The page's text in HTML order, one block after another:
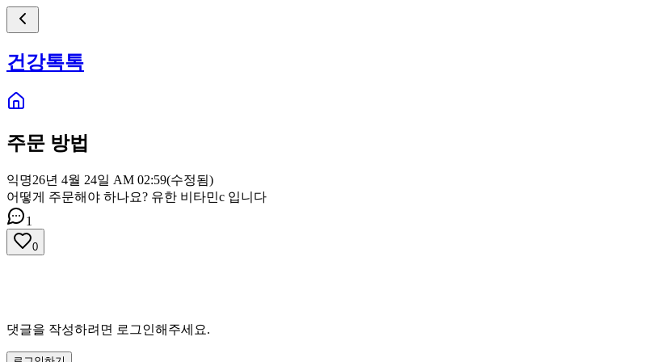
건강톡톡
주문 방법
익명26년 4월 24일 AM 02:59(수정됨)
어떻게 주문해야 하나요? 유한 비타민c 입니다
1
0
댓글을 작성하려면 로그인해주세요.